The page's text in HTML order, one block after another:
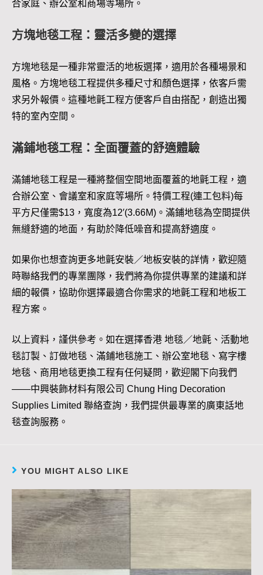
合家庭、辦公室和商場等場所。
方塊地毯工程：靈活多變的選擇
方塊地毯是一種非常靈活的地板選擇，適用於各種場景和
風格。方塊地毯工程提供多種尺寸和顏色選擇，依客戶需
求另外報價。這種地氈工程方便客戶自由搭配，創造出獨
特的室內空間。
滿鋪地毯工程：全面覆蓋的舒適體驗
滿鋪地毯工程是一種將整個空間地面覆蓋的地氈工程，適
合辦公室、會議室和家庭等場所。特價工程(連工包料)每
平方尺僅需$13，寬度為12′(3.66M)。滿鋪地毯為空間提供
無縫舒適的地面，有助於降低噪音和提高舒適度。
如果你也想查詢更多地氈安裝／地板安裝的詳情，歡迎隨
時聯絡我們的專業團隊，我們將為你提供專業的建議和詳
細的報價，協助你選擇最適合你需求的地氈工程和地板工
程方案。
以上資料，謹供參考。如在選擇香港 地毯／地氈、活動地
毯訂製、訂做地毯、滿鋪地毯施工、辦公室地毯、寫字樓
地毯、商用地毯更換工程有任何疑問，歡迎閣下向我們
——中興裝飾材料有限公司 Chung Hing Decoration
Supplies Limited 聯絡查詢，我們提供最專業的廣東話地
毯查詢服務。
YOU MIGHT ALSO LIKE